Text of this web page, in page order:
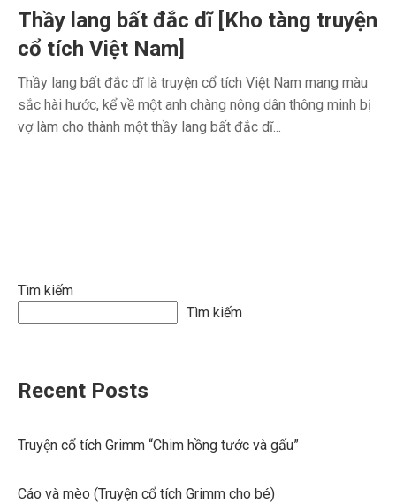
Thầy lang bất đắc dĩ [Kho tàng truyện
cổ tích Việt Nam]
Thầy lang bất đắc dĩ là truyện cổ tích Việt Nam mang màu
sắc hài hước, kể về một anh chàng nông dân thông minh bị
vợ làm cho thành một thầy lang bất đắc dĩ...
Tìm kiếm
Tìm kiếm
Recent Posts
Truyện cổ tích Grimm “Chim hồng tước và gấu”
Cáo và mèo (Truyện cổ tích Grimm cho bé)